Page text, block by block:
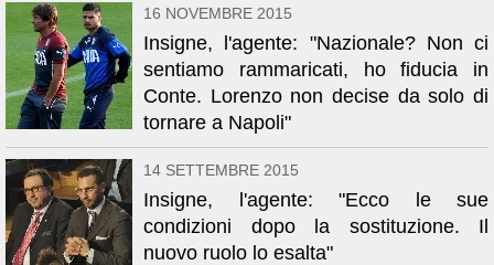
16 NOVEMBRE 2015
Insigne, l'agente: "Nazionale? Non ci
sentiamo rammaricati, ho fiducia in
Conte. Lorenzo non decise da solo di
tornare a Napoli"
14 SETTEMBRE 2015
Insigne, l'agente: "Ecco le sue
condizioni dopo la sostituzione. Il
nuovo ruolo lo esalta"